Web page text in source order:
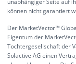
unabhängiger Seite auf
können nicht garantiert
Der MarketVector™
Eigentum der
Tochtergesellschaft der
Solactive AG einen